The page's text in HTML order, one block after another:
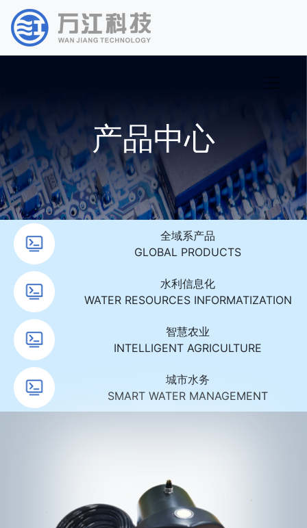
产品中心
全域系产品
GLOBAL PRODUCTS
水利信息化
WATER RESOURCES INFORMATIZATION
智慧农业
INTELLIGENT AGRICULTURE
城市水务
SMART WATER MANAGEMENT